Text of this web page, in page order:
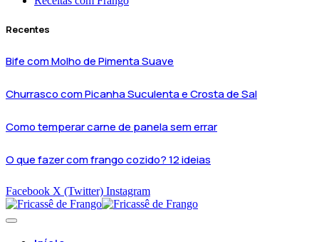
Recentes
Bife com Molho de Pimenta Suave
Churrasco com Picanha Suculenta e Crosta de Sal
Como temperar carne de panela sem errar
O que fazer com frango cozido? 12 ideias
Facebook X (Twitter) Instagram